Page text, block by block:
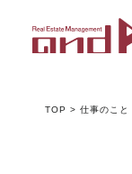
トップページ
TOP >仕事のこと